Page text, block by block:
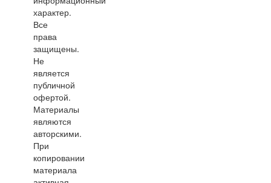
характер.
Все
права
защищены.
Не
является
публичной
офертой.
Материалы
являются
авторскими.
При
копировании
материала